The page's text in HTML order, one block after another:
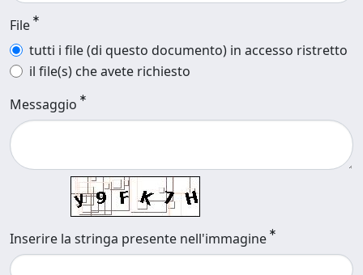
File
tutti i file (di questo documento) in accesso ristretto
il file(s) che avete richiesto
Messaggio
Inserire la stringa presente nell'immagine